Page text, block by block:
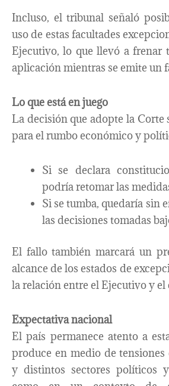
Incluso, el tribunal señaló
uso de estas facultades
Ejecutivo, lo que llevó a frenar
aplicación mientras se emite un
Lo que está en juego
La decisión que adopte la Corte
para el rumbo económico y
Si se declara
podría retomar las
Si se tumba, quedaría sin
las decisiones tomadas
El fallo también marcará un
alcance de los estados de
la relación entre el Ejecutivo y
Expectativa nacional
El país permanece atento a
produce en medio de
y distintos sectores políticos